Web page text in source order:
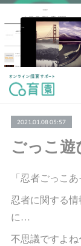
2021.01.08 05:57
ごっこ遊
「忍者ごっこ
忍者に関する
に…
不思議ですよね